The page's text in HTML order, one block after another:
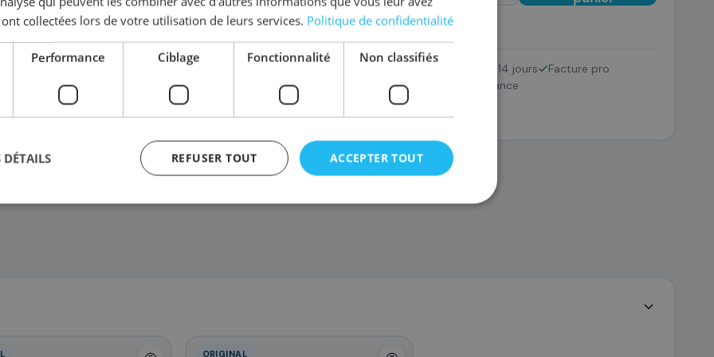
172,68 €
Retour 14 jours
Facture pro
SAV France
ORIGINAL
collectées lors de votre utilisation de leurs services. Politique de confidentialité
Performance Ciblage Fonctionnalité Non classifiés
ACCEPTER TOUT
REFUSER TOUT
DÉTAILS